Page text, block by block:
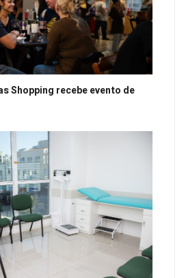
Shopping recebe evento de